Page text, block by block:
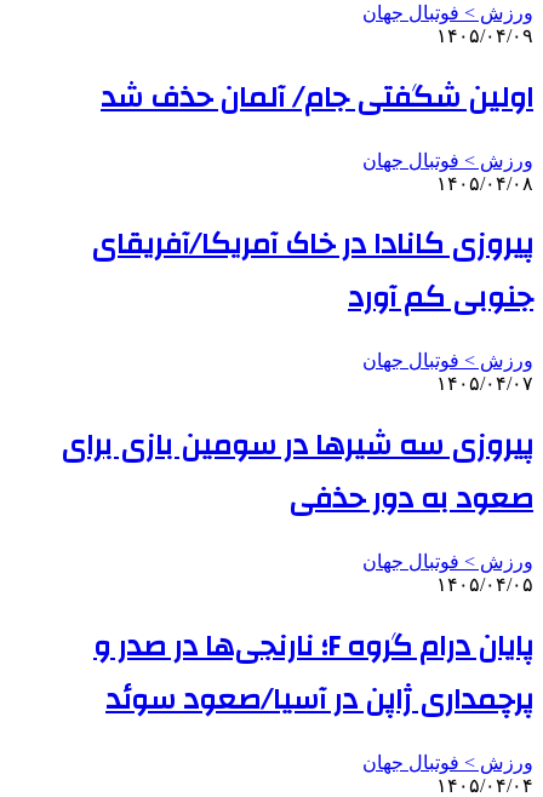
ورزش > فوتبال جهان
۱۴۰۵/۰۴/۰۹
اولین شگفتی جام/ آلمان حذف شد
ورزش > فوتبال جهان
۱۴۰۵/۰۴/۰۸
پیروزی کانادا در خاک آمریکا/آفریقای
جنوبی کم آورد
ورزش > فوتبال جهان
۱۴۰۵/۰۴/۰۷
پیروزی سه شیرها در سومین بازی برای
صعود به دور حذفی
ورزش > فوتبال جهان
۱۴۰۵/۰۴/۰۵
پایان درام گروه F؛ نارنجی‌ها در صدر و
پرچمداری ژاپن در آسیا/صعود سوئد
ورزش > فوتبال جهان
۱۴۰۵/۰۴/۰۴